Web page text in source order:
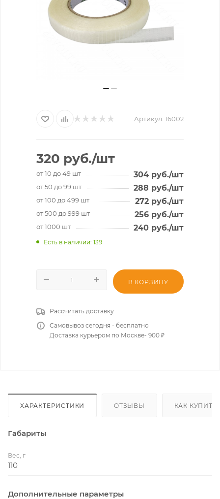
Артикул: 16002
320 руб./шт
от 10 до 49 шт 304 руб./шт
от 50 до 99 шт 288 руб./шт
от 100 до 499 шт 272 руб./шт
от 500 до 999 шт 256 руб./шт
от 1000 шт 240 руб./шт
Есть в наличии: 139
В КОРЗИНУ
Рассчитать доставку
Самовывоз сегодня - бесплатно
Доставка курьером по Москве- 900 ₽
ХАРАКТЕРИСТИКИ ОТЗЫВЫ КАК КУПИТЬ
Габариты
Вес, г
110
Дополнительные параметры